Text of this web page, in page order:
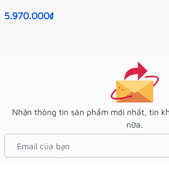
5.970.000₫
Nhận thông tin sản phẩm mới nhất, tin
nữa.